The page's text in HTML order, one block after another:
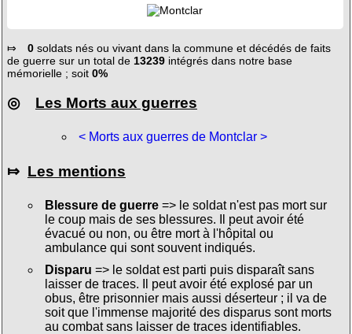
⤇ 0soldats nés ou vivant dans la commune et décédés de faits
de guerre sur un total de 13239intégrés dans notre base
mémorielle ; soit 0%
◎ Les Morts aux guerres
< Morts aux guerres de Montclar >
⤇ Les mentions
Blessure de guerre=> le soldat n'est pas mort sur
le coup mais de ses blessures. Il peut avoir été
évacué ou non, ou être mort à l'hôpital ou
ambulance qui sont souvent indiqués.
Disparu => le soldat est parti puis disparaît sans
laisser de traces. Il peut avoir été explosé par un
obus, être prisonnier mais aussi déserteur ; il va de
soit que l'immense majorité des disparus sont morts
au combat sans laisser de traces identifiables.